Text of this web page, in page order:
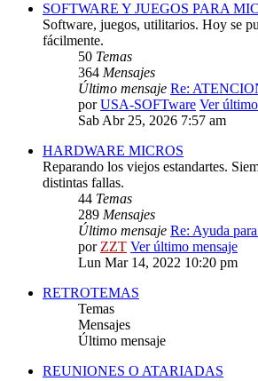
SOFTWARE Y JUEGOS PARA
Software, juegos, utilitarios. Hoy se
fácilmente.
50 Temas
364 Mensajes
Último mensaje Re:
porUSA-SOFTware Ver
Sab Abr 25, 2026 7:57 am
HARDWARE MICROS
Reparando los viejos estandartes.
distintas fallas.
44 Temas
289 Mensajes
Último mensaje Re: Ayuda
porZZT Ver último mensaje
Lun Mar 14, 2022 10:20 pm
RETROTEMAS
Temas
Mensajes
Último mensaje
REUNIONES O ATARIADAS